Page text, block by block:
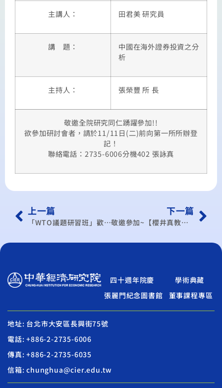
主講人： 田君美 研究員
講 題：
中國在海外證券投資之分
析
主持人： 張榮豐 所 長
敬邀全院研究同仁踴躍參加!!
欲參加研討會者，請於11/11日(二)前向第一所所辦登
記！
聯絡電話：2735-6006分機402 張詠真
上一篇
「WTO議題研習班」歡迎報名參加!
下一篇
敬邀參加~【櫻井真教授演講會】大蕭條下的日本經濟與政局不安下的政策因應
四十週年院慶
學術典藏
張麗門紀念圖書館
董事課程專區
地址: 台北市大安區長興街75號
電話: +886-2-2735-6006
傳真: +886-2-2735-6035
信箱: chunghua@cier.edu.tw